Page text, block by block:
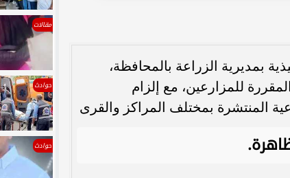
بمديرية الزراعة بالمحافظة،
للمزارعين، مع إلزام
المنتشرة بمختلف المراكز والقرى
.
مقالات
حوادث
حوادث